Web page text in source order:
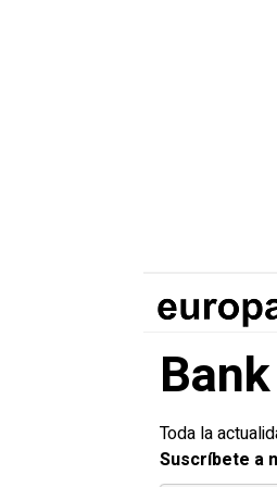
Toda la
Suscríbete a